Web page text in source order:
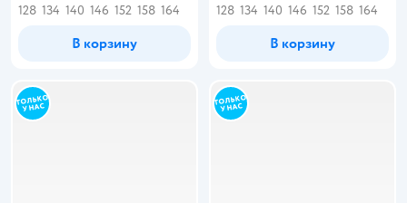
128 134 140 146 152 158 164
В корзину
128 134 140 146 152 158 164
В корзину